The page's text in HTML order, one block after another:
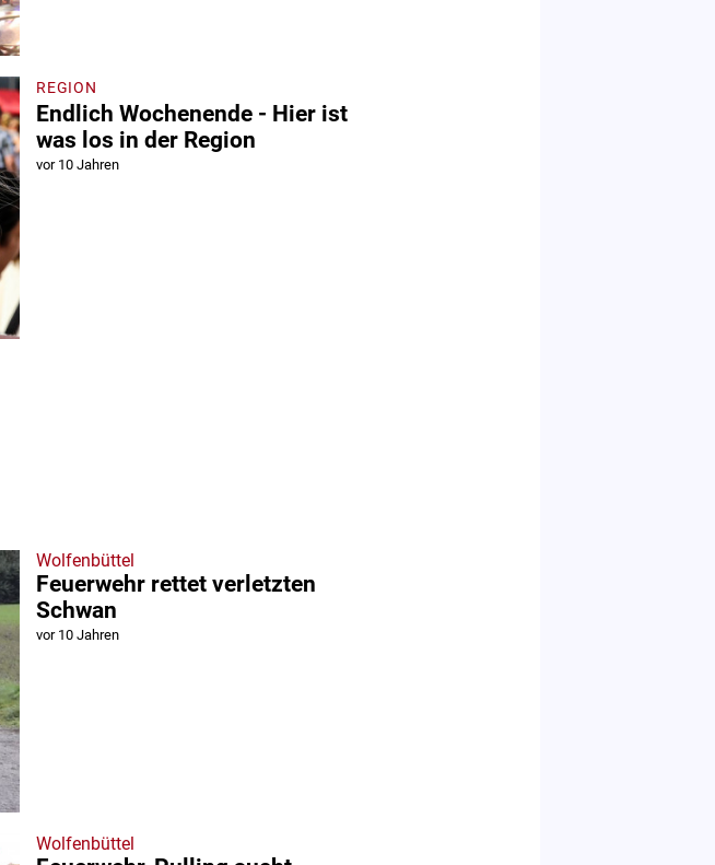
REGION
Endlich Wochenende - Hier ist
was los in der Region
vor 10 Jahren
Wolfenbüttel
Feuerwehr rettet verletzten
Schwan
vor 10 Jahren
Wolfenbüttel